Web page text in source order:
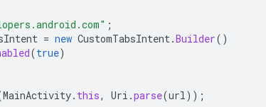
;
= new CustomTabsIntent.Builder()
(true)
MainActivity. this, Uri .parse(url));